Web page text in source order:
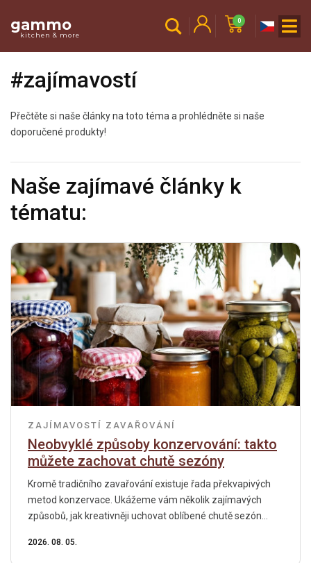
gammo
kitchen & more
0
#zajímavostí
Přečtěte si naše články na toto téma a prohlédněte si naše
doporučené produkty!
Naše zajímavé články k
tématu:
ZAJÍMAVOSTÍ ZAVAŘOVÁNÍ
Neobvyklé způsoby konzervování: takto
můžete zachovat chutě sezóny
Kromě tradičního zavařování existuje řada překvapivých
metod konzervace. Ukážeme vám několik zajímavých
způsobů, jak kreativněji uchovat oblíbené chutě sezón...
2026. 08. 05.